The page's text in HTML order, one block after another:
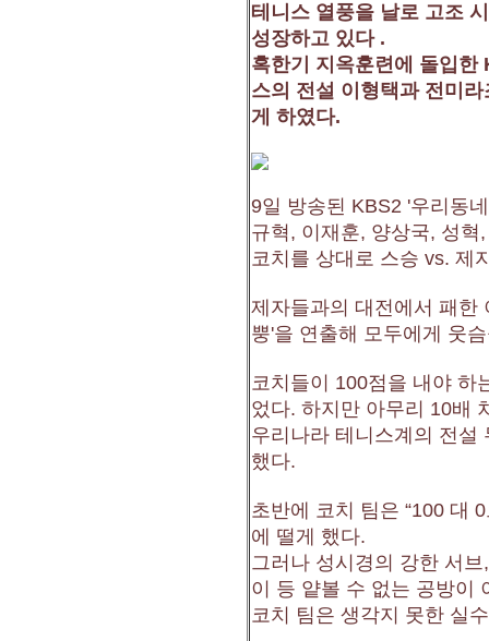
테니스 열풍을 날로 고조
성장하고 있다 .
혹한기 지옥훈련에 돌입한
스의 전설 이형택과 전미
게 하였다.
9일 방송된 KBS2 '우리동
규혁, 이재훈, 양상국, 성
코치를 상대로 스승 vs. 제
제자들과의 대전에서 패한
뿡'을 연출해 모두에게 웃
코치들이 100점을 내야 하
었다. 하지만 아무리 10배
우리나라 테니스계의 전설
했다.
초반에 코치 팀은 “100 대
에 떨게 했다.
그러나 성시경의 강한 서브
이 등 얕볼 수 없는 공방이
코치 팀은 생각지 못한 실